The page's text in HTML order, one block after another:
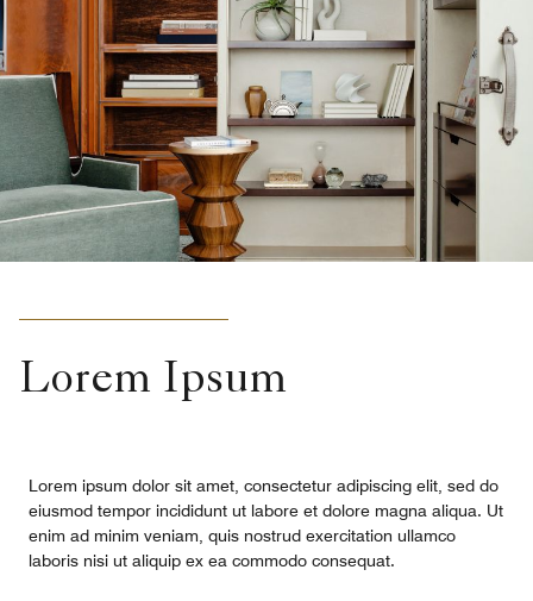
Lorem Ipsum
Lorem ipsum dolor sit amet, consectetur adipiscing elit, sed do
eiusmod tempor incididunt ut labore et dolore magna aliqua. Ut
enim ad minim veniam, quis nostrud exercitation ullamco
laboris nisi ut aliquip ex ea commodo consequat.